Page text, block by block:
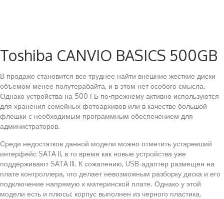
Toshiba CANVIO BASICS 500GB
В продаже становится все труднее найти внешние жесткие диски
объемом менее полутерабайта, и в этом нет особого смысла.
Однако устройства на 500 ГБ по-прежнему активно используются
для хранения семейных фотоархивов или в качестве большой
флешки с необходимым программным обеспечением для
администраторов.
Среди недостатков данной модели можно отметить устаревший
интерфейс SATA II, в то время как новые устройства уже
поддерживают SATA III. К сожалению, USB-адаптер размещен на
плате контроллера, что делает невозможным разборку диска и его
подключение напрямую к материнской плате. Однако у этой
модели есть и плюсы: корпус выполнен из черного пластика,